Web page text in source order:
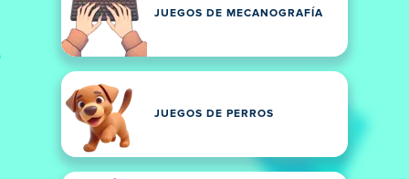
JUEGOS DE MECANOGRAFÍA
JUEGOS DE PERROS